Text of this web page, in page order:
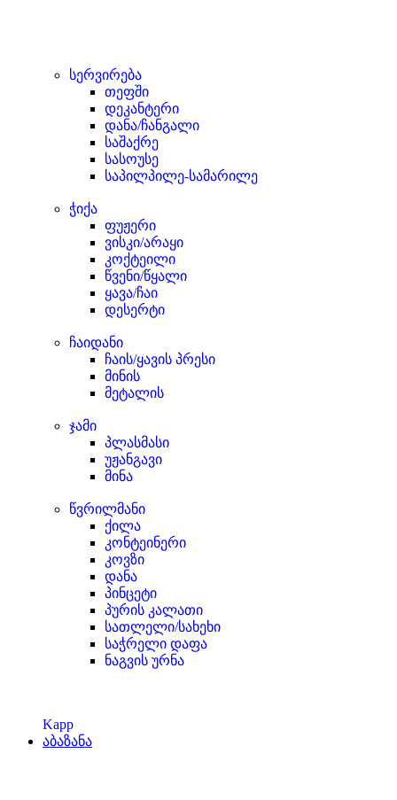
სერვირება
თეფში
დეკანტერი
დანა/ჩანგალი
საშაქრე
სასოუსე
საპილპილე-სამარილე
ჭიქა
ფუჟერი
ვისკი/არაყი
კოქტეილი
წვენი/წყალი
ყავა/ჩაი
დესერტი
ჩაიდანი
ჩაის/ყავის პრესი
მინის
მეტალის
ჯამი
პლასმასი
უჟანგავი
მინა
წვრილმანი
ქილა
კონტეინერი
კოვზი
დანა
პინცეტი
პურის კალათი
სათლელი/სახეხი
საჭრელი დაფა
ნაგვის ურნა
Kapp
აბაზანა